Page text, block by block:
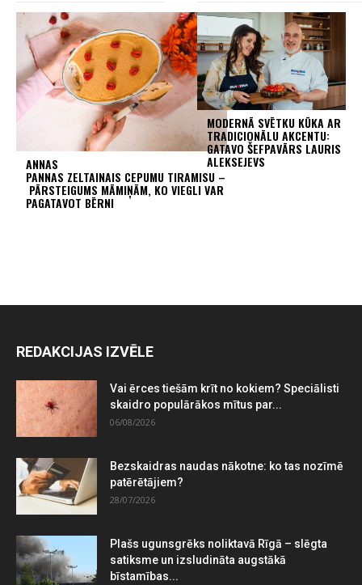
ANNAS
PANNAS ZELTAINAIS CEPUMU TIRAMISU –
PĀRSTEIGUMS MĀMIŅĀM, KO VIEGLI VAR
PAGATAVOT BĒRNI
MODERNĀ SVĒTKU KŪKA AR
TRADICIONĀLU AKCENTU:
GATAVO ŠEFPAVĀRS LAURIS
ALEKSEJEVS
REDAKCIJAS IZVĒLE
Vai ērces tiešām krīt no kokiem? Speciālisti
skaidro populārākos mītus par...
06/08/2026
Bezskaidras naudas nākotne: ko tas nozīmē
patērētājiem?
28/07/2026
Plašs ugunsgrēks noliktavā Rīgā – slēgta
satiksme un izsludināta augstākā
bīstamības...